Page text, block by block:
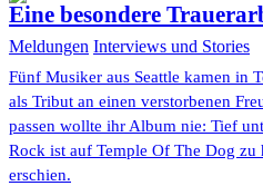
Eine besondere
Meldungen Interviews und Stories
Fünf Musiker aus Seattle kamen in
als Tribut an einen verstorbenen
passen wollte ihr Album nie: Tief
Rock ist auf Temple Of The Dog
erschien.